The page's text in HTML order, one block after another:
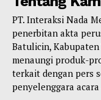
PT. Interaksi Nada
penerbitan akta
Batulicin,
menaungi produk-
terkait dengan pers
penyelenggara